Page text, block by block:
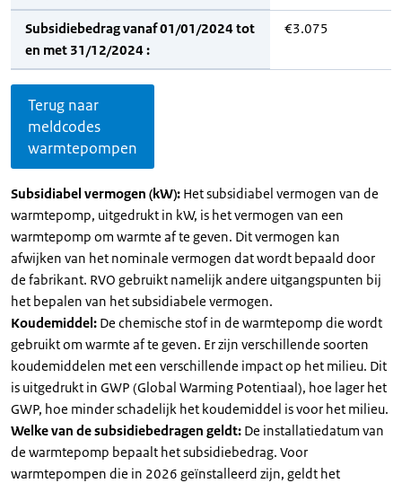
Subsidiebedrag vanaf 01/01/2024 tot
en met 31/12/2024 :
€3.075
Terug naar
meldcodes
warmtepompen
Subsidiabel vermogen (kW): Het subsidiabel vermogen van de
warmtepomp, uitgedrukt in kW, is het vermogen van een
warmtepomp om warmte af te geven. Dit vermogen kan
afwijken van het nominale vermogen dat wordt bepaald door
de fabrikant. RVO gebruikt namelijk andere uitgangspunten bij
het bepalen van het subsidiabele vermogen.
Koudemiddel: De chemische stof in de warmtepomp die wordt
gebruikt om warmte af te geven. Er zijn verschillende soorten
koudemiddelen met een verschillende impact op het milieu. Dit
is uitgedrukt in GWP (Global Warming Potentiaal), hoe lager het
GWP, hoe minder schadelijk het koudemiddel is voor het milieu.
Welke van de subsidiebedragen geldt: De installatiedatum van
de warmtepomp bepaalt het subsidiebedrag. Voor
warmtepompen die in 2026 geïnstalleerd zijn, geldt het